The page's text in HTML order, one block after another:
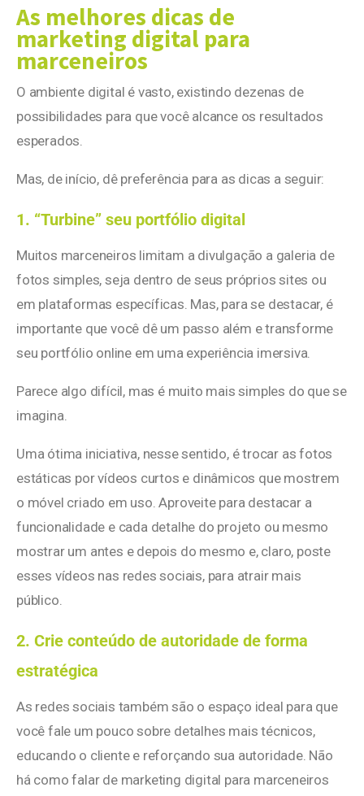
As melhores dicas de
marketing digital para
marceneiros
O ambiente digital é vasto, existindo dezenas de
possibilidades para que você alcance os resultados
esperados.
Mas, de início, dê preferência para as dicas a seguir:
1. “Turbine” seu portfólio digital
Muitos marceneiros limitam a divulgação a galeria de
fotos simples, seja dentro de seus próprios sites ou
em plataformas específicas. Mas, para se destacar, é
importante que você dê um passo além e transforme
seu portfólio online em uma experiência imersiva.
Parece algo difícil, mas é muito mais simples do que se
imagina.
Uma ótima iniciativa, nesse sentido, é trocar as fotos
estáticas por vídeos curtos e dinâmicos que mostrem
o móvel criado em uso. Aproveite para destacar a
funcionalidade e cada detalhe do projeto ou mesmo
mostrar um antes e depois do mesmo e, claro, poste
esses vídeos nas redes sociais, para atrair mais
público.
2. Crie conteúdo de autoridade de forma
estratégica
As redes sociais também são o espaço ideal para que
você fale um pouco sobre detalhes mais técnicos,
educando o cliente e reforçando sua autoridade. Não
há como falar de marketing digital para marceneiros